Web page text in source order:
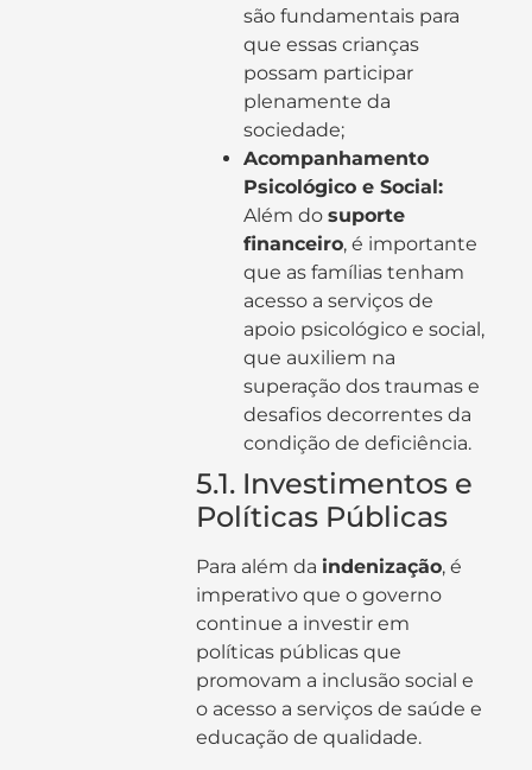
são fundamentais para
que essas crianças
possam participar
plenamente da
sociedade;
Acompanhamento
Psicológico e Social:
Além do suporte
financeiro, é importante
que as famílias tenham
acesso a serviços de
apoio psicológico e social,
que auxiliem na
superação dos traumas e
desafios decorrentes da
condição de deficiência.
5.1. Investimentos e
Políticas Públicas
Para além da indenização, é
imperativo que o governo
continue a investir em
políticas públicas que
promovam a inclusão social e
o acesso a serviços de saúde e
educação de qualidade.